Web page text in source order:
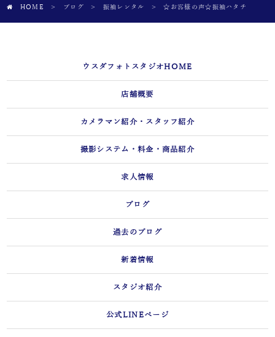
HOME > ブログ > 振袖レンタル >☆お客様の声☆振袖ハタチ
ウスダフォトスタジオHOME
店舗概要
カメラマン紹介・スタッフ紹介
撮影システム・料金・商品紹介
求人情報
ブログ
過去のブログ
新着情報
スタジオ紹介
公式LINEページ